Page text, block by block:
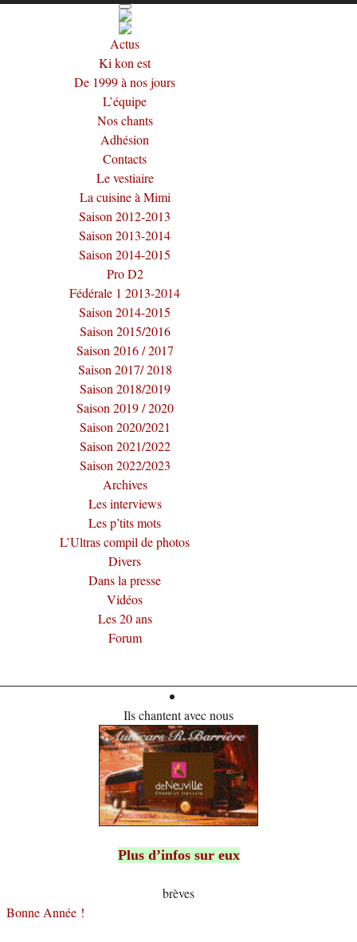
Actus
Ki kon est
De 1999 à nos jours
L’équipe
Nos chants
Adhésion
Contacts
Le vestiaire
La cuisine à Mimi
Saison 2012-2013
Saison 2013-2014
Saison 2014-2015
Pro D2
Fédérale 1 2013-2014
Saison 2014-2015
Saison 2015/2016
Saison 2016 / 2017
Saison 2017/ 2018
Saison 2018/2019
Saison 2019 / 2020
Saison 2020/2021
Saison 2021/2022
Saison 2022/2023
Archives
Les interviews
Les p’tits mots
L’Ultras compil de photos
Divers
Dans la presse
Vidéos
Les 20 ans
Forum
Ils chantent avec nous
Plus d’infos sur eux
brèves
Bonne Année !